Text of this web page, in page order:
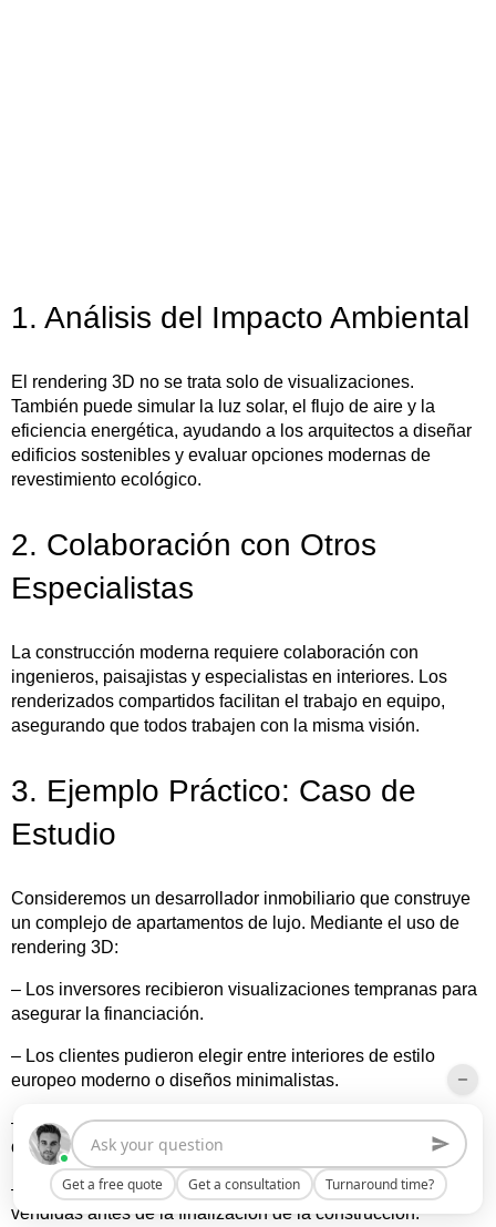
1. Análisis del Impacto Ambiental
El rendering 3D no se trata solo de visualizaciones.
También puede simular la luz solar, el flujo de aire y la
eficiencia energética, ayudando a los arquitectos a diseñar
edificios sostenibles y evaluar opciones modernas de
revestimiento ecológico.
2. Colaboración con Otros
Especialistas
La construcción moderna requiere colaboración con
ingenieros, paisajistas y especialistas en interiores. Los
renderizados compartidos facilitan el trabajo en equipo,
asegurando que todos trabajen con la misma visión.
3. Ejemplo Práctico: Caso de
Estudio
Consideremos un desarrollador inmobiliario que construye
un complejo de apartamentos de lujo. Mediante el uso de
rendering 3D:
– Los inversores recibieron visualizaciones tempranas para
asegurar la financiación.
– Los clientes pudieron elegir entre interiores de estilo
europeo moderno o diseños minimalistas.
– Las campañas de marketing utilizaron CGI mucho antes
de que el edificio físico estuviera listo.
– Las ventas se aceleraron, con un 70 % de las unidades
vendidas antes de la finalización de la construcción.
Get a free quote Get a consultation Turnaround time?